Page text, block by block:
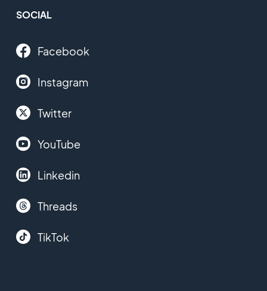
SOCIAL
Facebook
Instagram
Twitter
YouTube
Linkedin
Threads
TikTok